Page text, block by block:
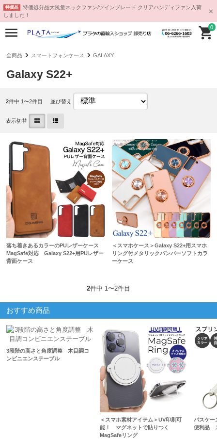
特価品
特価処分品大風量ネックファン/ツインブレード クリアハンディファン入荷
しました！
0
全商品 スマートフォンケース GALAXY
Galaxy S22+
2件中 1〜2件目 並び替え
表示切替
落ち着きあるカラーのPUレザーケース
MagSafe対応 Galaxy S22+用PUレザー
背面ケース
＜スマホケース＞Galaxy S22+用スマホ
リング付メタリックバンパーソフトカラ
ーケース
2件中 1〜2件目
おすすめ商品
3段階の高さと角度調整 木目調コ
ンビニエンステーブル
＜スマホ素材アイテム＞UV印刷可
能！ マグネットで貼りつく
MagSafeリング
パスケー
便利品